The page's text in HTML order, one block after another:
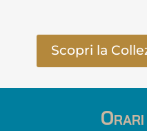
Scopri la
Orari